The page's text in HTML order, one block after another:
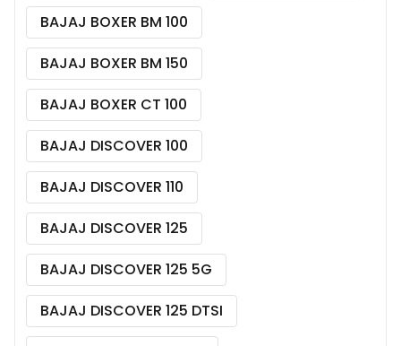
BAJAJ BOXER BM 100
BAJAJ BOXER BM 150
BAJAJ BOXER CT 100
BAJAJ DISCOVER 100
BAJAJ DISCOVER 110
BAJAJ DISCOVER 125
BAJAJ DISCOVER 125 5G
BAJAJ DISCOVER 125 DTSI